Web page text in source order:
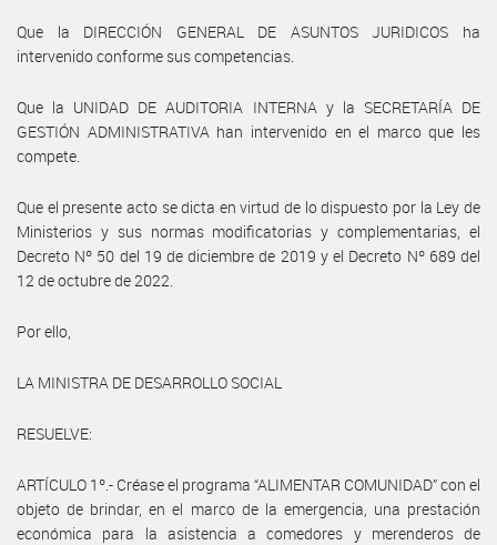
Que la DIRECCIÓN GENERAL DE ASUNTOS JURIDICOS ha
intervenido conforme sus competencias.
Que la UNIDAD DE AUDITORIA INTERNA y la SECRETARÍA DE
GESTIÓN ADMINISTRATIVA han intervenido en el marco que les
compete.
Que el presente acto se dicta en virtud de lo dispuesto por la Ley de
Ministerios y sus normas modificatorias y complementarias, el
Decreto Nº 50 del 19 de diciembre de 2019 y el Decreto Nº 689 del
12 de octubre de 2022.
Por ello,
LA MINISTRA DE DESARROLLO SOCIAL
RESUELVE:
ARTÍCULO 1º.- Créase el programa “ALIMENTAR COMUNIDAD” con el
objeto de brindar, en el marco de la emergencia, una prestación
económica para la asistencia a comedores y merenderos de